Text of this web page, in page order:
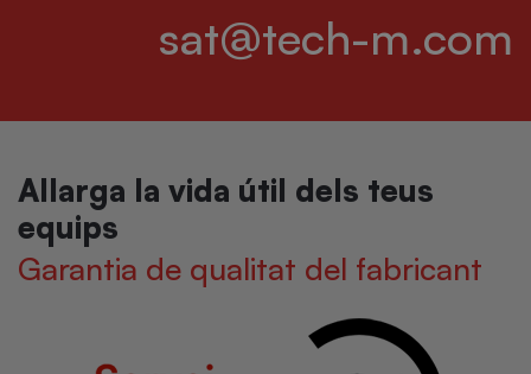
sat@tech-m.com
Allarga la vida útil dels teus
equips
Garantia de qualitat del fabricant